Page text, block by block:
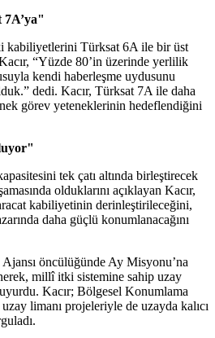
kabiliyetlerini Türksat 6A ile bir üst
Kacır, “Yüzde 80’in üzerinde yerlilik
kendi haberleşme uydusunu
dedi. Kacır, Türksat 7A ile daha
görev yeteneklerinin hedeflendiğini
tek çatı altında birleştirecek
olduklarını açıklayan Kacır,
kabiliyetinin derinleştirileceğini,
daha güçlü konumlanacağını
öncülüğünde Ay Misyonu’na
millî itki sistemine sahip uzay
Kacır; Bölgesel Konumlama
limanı projeleriyle de uzayda kalıcı